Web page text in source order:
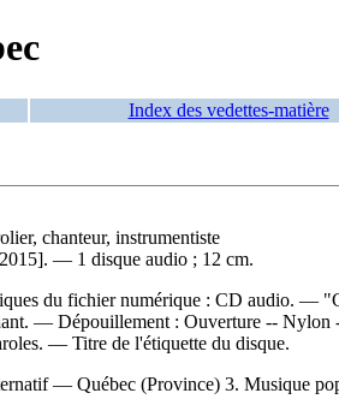
Index des vedettes-matière
chanteur, instrumentiste
— 1 disque audio ; 12 cm.
du fichier numérique : CD audio. —
— Dépouillement : Ouverture -- Nylon
— Titre de l'étiquette du disque.
— Québec (Province) 3. Musique